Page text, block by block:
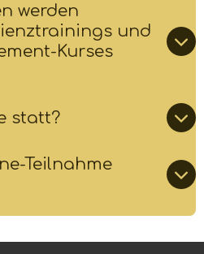
werden
und
Kurses
statt?
Teilnahme